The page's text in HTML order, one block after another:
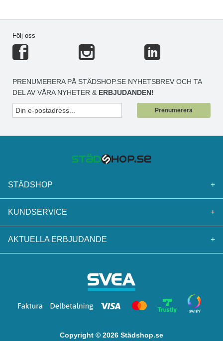
Följ oss
PRENUMERERA PÅ STÄDSHOP.SE NYHETSBREV OCH TA
DEL AV VÅRA NYHETER & ERBJUDANDEN!
Prenumerera
STÄDSHOP +
KUNDSERVICE +
AKTUELLA ERBJUDANDE +
Copyright © 2026 Städshop.se